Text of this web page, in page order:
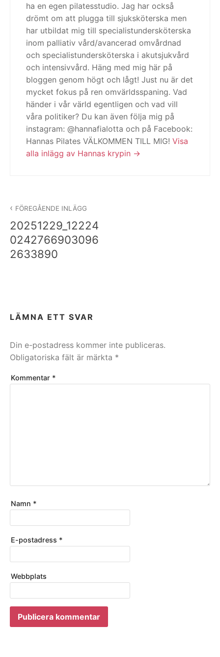
ha en egen pilatesstudio. Jag har också
drömt om att plugga till sjuksköterska men
har utbildat mig till specialistundersköterska
inom palliativ vård/avancerad omvårdnad
och specialistundersköterska i akutsjukvård
och intensivvård. Häng med mig här på
bloggen genom högt och lågt! Just nu är det
mycket fokus på ren omvärldsspaning. Vad
händer i vår värld egentligen och vad vill
våra politiker? Du kan även följa mig på
instagram: @hannafialotta och på Facebook:
Hannas Pilates VÄLKOMMEN TILL MIG! Visa
alla inlägg av Hannas krypin
FÖREGÅENDE INLÄGG
20251229_12224
0242766903096
2633890
LÄMNA ETT SVAR
Din e-postadress kommer inte publiceras.
Obligatoriska fält är märkta *
Kommentar *
Namn *
E-postadress *
Webbplats